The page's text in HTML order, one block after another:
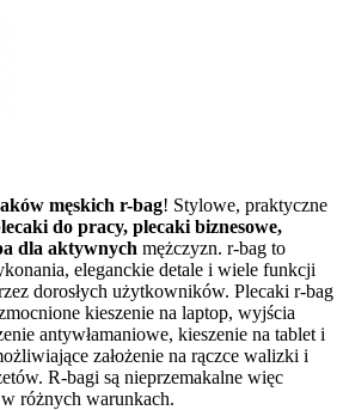
męskich r-bag! Stylowe, praktyczne
do pracy, plecaki biznesowe,
dla aktywnych mężczyzn. r-bag to
eleganckie detale i wiele funkcji
dorosłych użytkowników. Plecaki r-bag
kieszenie na laptop, wyjścia
antywłamaniowe, kieszenie na tablet i
założenie na rączce walizki i
R-bagi są nieprzemakalne więc
różnych warunkach.